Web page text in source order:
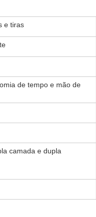
e tiras
de tempo e mão de
camada e dupla